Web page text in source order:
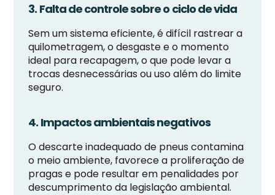
3. Falta de controle sobre o ciclo de vida
Sem um sistema eficiente, é difícil rastrear a
quilometragem, o desgaste e o momento
ideal para recapagem, o que pode levar a
trocas desnecessárias ou uso além do limite
seguro.
4. Impactos ambientais negativos
O descarte inadequado de pneus contamina
o meio ambiente, favorece a proliferação de
pragas e pode resultar em penalidades por
descumprimento da legislação ambiental.